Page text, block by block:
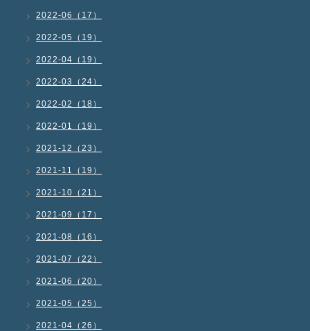
2022-06（17）
2022-05（19）
2022-04（19）
2022-03（24）
2022-02（18）
2022-01（19）
2021-12（23）
2021-11（19）
2021-10（21）
2021-09（17）
2021-08（16）
2021-07（22）
2021-06（20）
2021-05（25）
2021-04（26）